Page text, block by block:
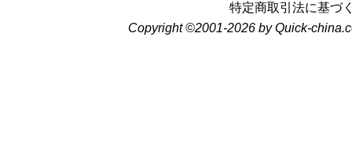
特定商取引法に基づ
Copyright ©2001-2026 by Quick-